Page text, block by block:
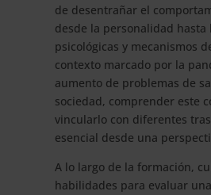
de desentrañar el
desde la personalidad hasta
psicológicas y mecanismos
contexto marcado por la
aumento de problemas de
sociedad, comprender este
vincularlo con diferentes
esencial desde una
A lo largo de la formación,
habilidades para evaluar